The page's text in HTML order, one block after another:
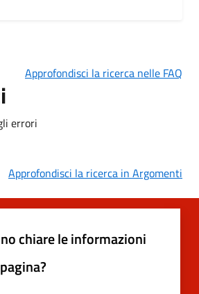
Approfondisci la ricerca nelle FAQ
errori
Approfondisci la ricerca in Argomenti
chiare le informazioni